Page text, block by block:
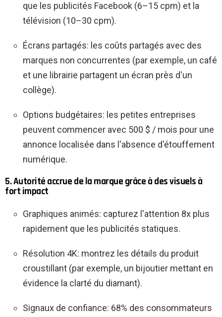
que les publicités Facebook (6–15 cpm) et la
télévision (10–30 cpm).
Écrans partagés: les coûts partagés avec des
marques non concurrentes (par exemple, un café
et une librairie partagent un écran près d'un
collège).
Options budgétaires: les petites entreprises
peuvent commencer avec 500 $ / mois pour une
annonce localisée dans l'absence d'étouffement
numérique.
5. Autorité accrue de la marque grâce à des visuels à
fort impact
Graphiques animés: capturez l'attention 8x plus
rapidement que les publicités statiques.
Résolution 4K: montrez les détails du produit
croustillant (par exemple, un bijoutier mettant en
évidence la clarté du diamant).
Signaux de confiance: 68% des consommateurs